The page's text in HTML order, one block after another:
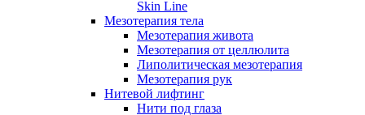
Skin Line
Мезотерапия тела
Мезотерапия живота
Мезотерапия от целлюлита
Липолитическая мезотерапия
Мезотерапия рук
Нитевой лифтинг
Нити под глаза